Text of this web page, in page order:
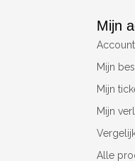
Mijn
Mijn
Mijn
Mijn
Alle